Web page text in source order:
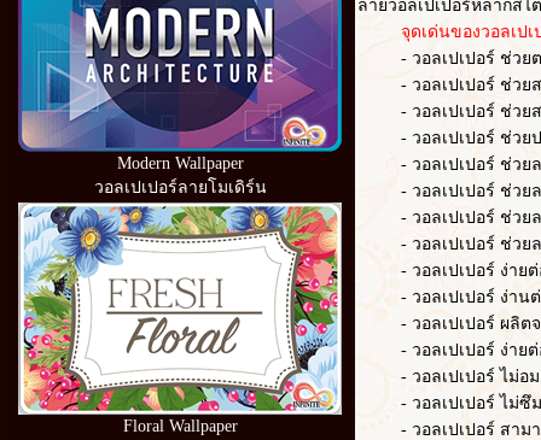
Modern Wallpaper
วอลเปเปอร์ลายโมเดิร์น
Floral Wallpaper
ลายวอลเปเปอร์หลากส
จุดเด่นของวอลเปเป
- วอลเปเปอร์ ช่วยต
- วอลเปเปอร์ ช่วยสร้
- วอลเปเปอร์ ช่วยส
- วอลเปเปอร์ ช่วยป
- วอลเปเปอร์ ช่วยลด
- วอลเปเปอร์ ช่วยลด
- วอลเปเปอร์ ช่วยล
- วอลเปเปอร์ ช่วยลด
- วอลเปเปอร์ ง่ายต่
- วอลเปเปอร์ ง่านต่
- วอลเปเปอร์ ผลิตจ
- วอลเปเปอร์ ง่ายต่
- วอลเปเปอร์ ไม่อ
- วอลเปเปอร์ ไม่ซึ
- วอลเปเปอร์ สามาร